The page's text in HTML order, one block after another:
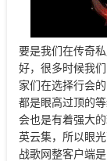
要是我们在传奇
好，很多时候我
家们在选择行会
都是眼高过顶的
会也是有着强大
英云集，所以眼
战歌网整客户端